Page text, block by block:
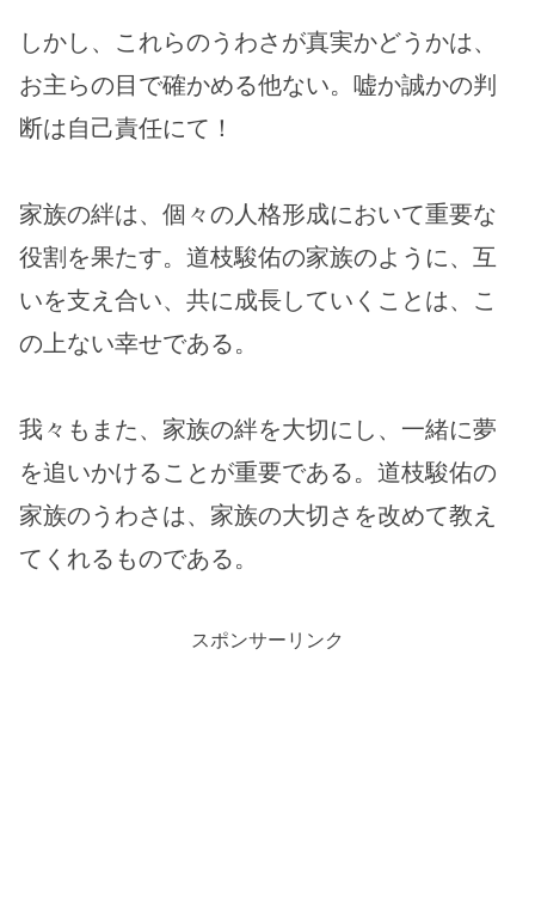
しかし、これらのうわさが真実かどうかは、
お主らの目で確かめる他ない。嘘か誠かの判
断は自己責任にて！
家族の絆は、個々の人格形成において重要な
役割を果たす。道枝駿佑の家族のように、互
いを支え合い、共に成長していくことは、こ
の上ない幸せである。
我々もまた、家族の絆を大切にし、一緒に夢
を追いかけることが重要である。道枝駿佑の
家族のうわさは、家族の大切さを改めて教え
てくれるものである。
スポンサーリンク